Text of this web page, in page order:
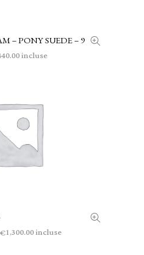
CARRELLO
– PONY SUEDE – 9
incluse
€1,300.00incluse